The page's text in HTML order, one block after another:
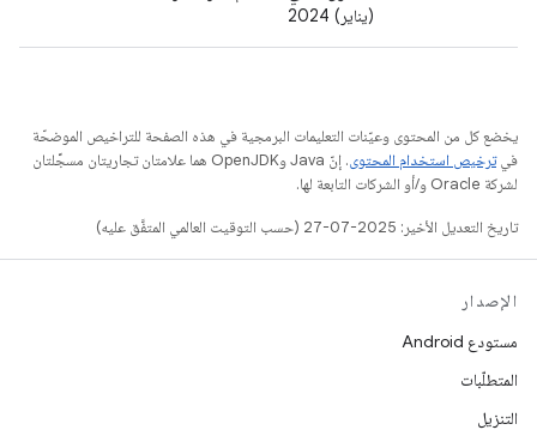
(يناير) 2024
يخضع كل من المحتوى وعيّنات التعليمات البرمجية في هذه الصفحة للتراخيص الموضحّة
فيترخيص استخدام المحتوى
. إنّ Java وOpenJDK هما علامتان تجاريتان مسجَّلتان
لشركة Oracle و/أو الشركات التابعة لها.
تاريخ التعديل الأخير: 2025-07-27 (حسب التوقيت العالمي المتفَّق عليه)
الإصدار
مستودع Android
المتطلّبات
التنزيل